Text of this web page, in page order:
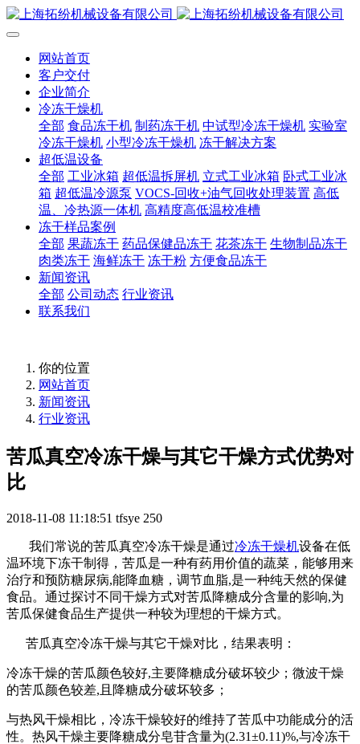
网站首页
客户交付
企业简介
冷冻干燥机
全部 食品冻干机 制药冻干机 中试型冷冻干燥机 实验室
冷冻干燥机 小型冷冻干燥机 冻干解决方案
超低温设备
全部 工业冰箱 超低温拆屏机 立式工业冰箱 卧式工业冰
箱 超低温冷源泵 VOCS-回收+油气回收处理装置 高低
温、冷热源一体机 高精度高低温校准槽
冻干样品案例
全部 果蔬冻干 药品保健品冻干 花茶冻干 生物制品冻干
肉类冻干 海鲜冻干 冻干粉 方便食品冻干
新闻资讯
全部 公司动态 行业资讯
联系我们
你的位置
网站首页
新闻资讯
行业资讯
苦瓜真空冷冻干燥与其它干燥方式优势对
比
2018-11-08 11:18:51 tfsye 250
我们常说的苦瓜真空冷冻干燥是通过冷冻干燥机设备在低
温环境下冻干制得，苦瓜是一种有药用价值的蔬菜，能够用来
治疗和预防糖尿病,能降血糖，调节血脂,是一种纯天然的保健
食品。通过探讨不同干燥方式对苦瓜降糖成分含量的影响,为
苦瓜保健食品生产提供一种较为理想的干燥方式。
苦瓜真空冷冻干燥与其它干燥对比，结果表明：
冷冻干燥的苦瓜颜色较好,主要降糖成分破坏较少；微波干燥
的苦瓜颜色较差,且降糖成分破坏较多；
与热风干燥相比，冷冻干燥较好的维持了苦瓜中功能成分的活
性。热风干燥主要降糖成分皂苷含量为(2.31±0.11)%,与冷冻干